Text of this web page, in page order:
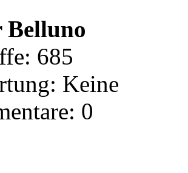
685
Keine
0